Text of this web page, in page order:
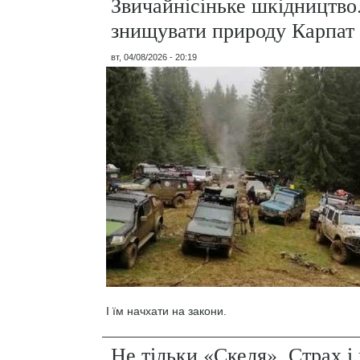
знищувати природу Карпат
вт, 04/08/2026 - 20:19
І їм начхати на закони.
Не тільки «Скеля».